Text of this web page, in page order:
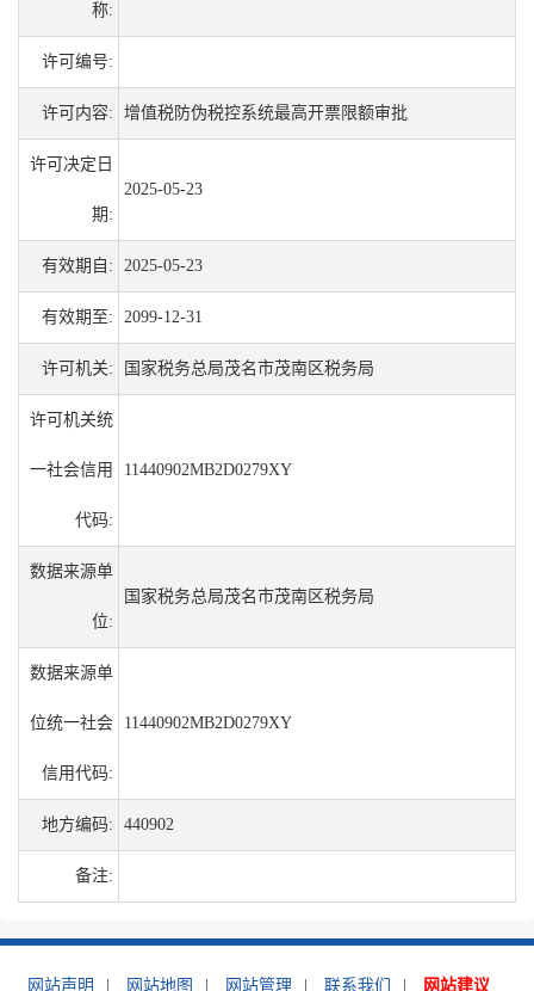
称:
许可编号:
许可内容: 增值税防伪税控系统最高开票限额审批
许可决定日
期:
2025-05-23
有效期自: 2025-05-23
有效期至: 2099-12-31
许可机关: 国家税务总局茂名市茂南区税务局
许可机关统
一社会信用
代码:
11440902MB2D0279XY
数据来源单
位:
国家税务总局茂名市茂南区税务局
数据来源单
位统一社会
信用代码:
11440902MB2D0279XY
地方编码: 440902
备注:
网站声明 网站地图 网站管理 联系我们 网站建议